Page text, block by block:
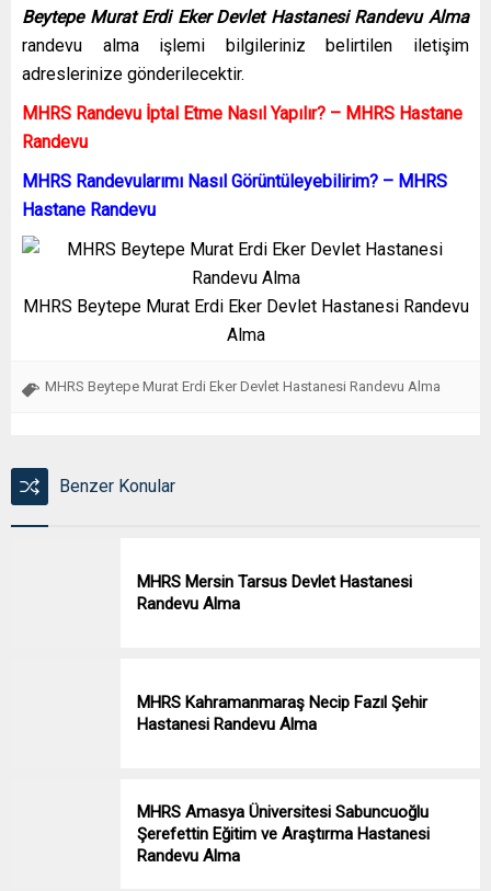
Beytepe Murat Erdi Eker Devlet Hastanesi Randevu Alma
randevu alma işlemi bilgileriniz belirtilen iletişim
adreslerinize gönderilecektir.
MHRS Randevu İptal Etme Nasıl Yapılır? – MHRS Hastane
Randevu
MHRS Randevularımı Nasıl Görüntüleyebilirim? – MHRS
Hastane Randevu
MHRS Beytepe Murat Erdi Eker Devlet Hastanesi Randevu
Alma
MHRS Beytepe Murat Erdi Eker Devlet Hastanesi Randevu Alma
Benzer Konular
MHRS Mersin Tarsus Devlet Hastanesi
Randevu Alma
MHRS Kahramanmaraş Necip Fazıl Şehir
Hastanesi Randevu Alma
MHRS Amasya Üniversitesi Sabuncuoğlu
Şerefettin Eğitim ve Araştırma Hastanesi
Randevu Alma